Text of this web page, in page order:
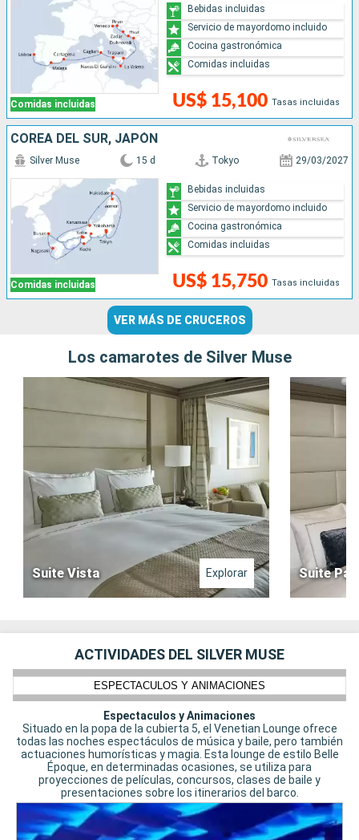
Comidas incluidas US$ 15,100 Tasas incluidas
Bebidas incluidas
Servicio de mayordomo incluido
Cocina gastronómica
Comidas incluidas
COREA DEL SUR, JAPÓN
Comidas incluidas
Silver Muse 15 d Tokyo 29/03/2027
US$ 15,750 Tasas incluidas
Bebidas incluidas
Servicio de mayordomo incluido
Cocina gastronómica
Comidas incluidas
VER MÁS DE CRUCEROS
Los camarotes de Silver Muse
Suite Vista Explorar Suite
ACTIVIDADES DEL SILVER MUSE
ESPECTACULOS Y ANIMACIONES
Espectaculos y Animaciones
Situado en la popa de la cubierta 5, el Venetian Lounge ofrece
todas las noches espectáculos de música y baile, pero también
actuaciones humorísticas y magia. Esta lounge de estilo Belle
Époque, en determinadas ocasiones, se utiliza para
proyecciones de películas, concursos, clases de baile y
presentaciones sobre los itinerarios del barco.